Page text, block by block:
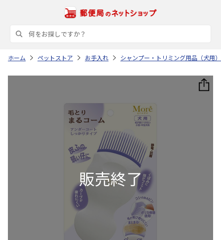
ホーム ペットストア お手入れ シャンプー・トリミング用品（犬用）